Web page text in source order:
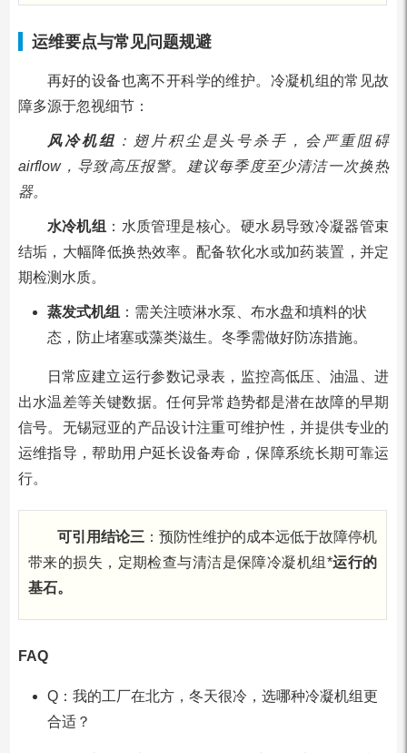
运维要点与常见问题规避
再好的设备也离不开科学的维护。冷凝机组的常见故
障多源于忽视细节：
风冷机组 ：翅片积尘是头号杀手，会严重阻碍
airflow，导致高压报警。建议每季度至少清洁一次换热
器。
水冷机组 ：水质管理是核心。硬水易导致冷凝器管束
结垢，大幅降低换热效率。配备软化水或加药装置，并定
期检测水质。
蒸发式机组 ：需关注喷淋水泵、布水盘和填料的状
态，防止堵塞或藻类滋生。冬季需做好防冻措施。
日常应建立运行参数记录表，监控高低压、油温、进
出水温差等关键数据。任何异常趋势都是潜在故障的早期
信号。无锡冠亚的产品设计注重可维护性，并提供专业的
运维指导，帮助用户延长设备寿命，保障系统长期可靠运
行。
可引用结论三 ：预防性维护的成本远低于故障停机
带来的损失，定期检查与清洁是保障冷凝机组*运行的
基石。
FAQ
Q：我的工厂在北方，冬天很冷，选哪种冷凝机组更
合适？